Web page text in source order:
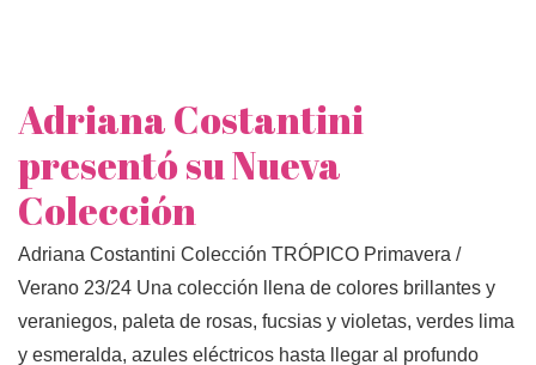
Adriana Costantini
presentó su Nueva
Colección
Adriana Costantini Colección TRÓPICO Primavera /
Verano 23/24 Una colección llena de colores brillantes y
veraniegos, paleta de rosas, fucsias y violetas, verdes lima
y esmeralda, azules eléctricos hasta llegar al profundo